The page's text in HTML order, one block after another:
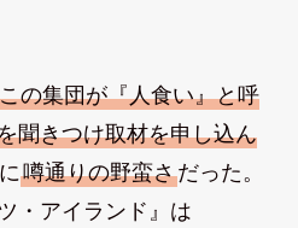
の集団が『人食い』と呼
聞きつけ取材を申し込ん
噂通りの野蛮さだった。
・アイランド』は